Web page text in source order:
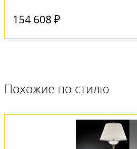
154 608 ₽
Похожие по стилю